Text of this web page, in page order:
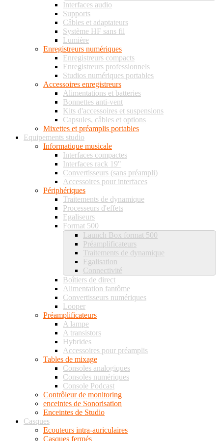
Interfaces audio
Supports
Câbles et adaptateurs
Système HF sans fil
Lumière
Enregistreurs numériques
Enregistreurs compacts
Enregistreurs professionnels
Studios numériques portables
Accessoires enregistreurs
Alimentations et batteries
Bonnettes anti-vent
Kits d'accessoires et suspensions
Capsules, câbles et options
Mixettes et préamplis portables
Equipements studio
Informatique musicale
Interfaces compactes
Interfaces rack 19"
Convertisseurs (sans préampli)
Accessoires pour interfaces
Périphériques
Traitements de dynamique
Processeurs d'effets
Egaliseurs
Format 500
Launch Box format 500
Préamplificateurs
Traitements de dynamique
Egalisation
Connectivité
Boîtiers de direct
Alimentation fantôme
Convertisseurs numériques
Looper
Préamplificateurs
A lampe
A transistors
Hybrides
Accessoires pour préamplis
Tables de mixage
Consoles analogiques
Consoles numériques
Console Podcast
Contrôleur de monitoring
enceintes de Sonorisation
Enceintes de Studio
Casques
Ecouteurs intra-auriculaires
Casques fermés